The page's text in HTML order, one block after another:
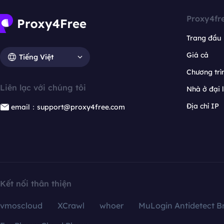
Tiếng Việt
Liên lạc với chúng tôi
email：support@proxy4free.com
Trang đầu
Giá cả
Chương
Nhà ở đại
Địa chỉ IP
Kết nối thân thiện
vmoscloud XCrawl whoer
MuLogin Antidetect